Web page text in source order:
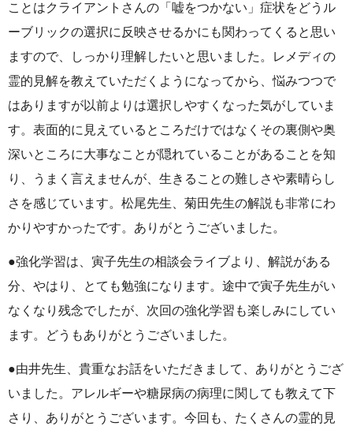
ことはクライアントさんの「嘘をつかない」症状をどうル
ーブリックの選択に反映させるかにも関わってくると思い
ますので、しっかり理解したいと思いました。レメディの
霊的見解を教えていただくようになってから、悩みつつで
はありますが以前よりは選択しやすくなった気がしていま
す。表面的に見えているところだけではなくその裏側や奥
深いところに大事なことが隠れていることがあることを知
り、うまく言えませんが、生きることの難しさや素晴らし
さを感じています。松尾先生、菊田先生の解説も非常にわ
かりやすかったです。ありがとうございました。
●強化学習は、寅子先生の相談会ライブより、解説がある
分、やはり、とても勉強になります。途中で寅子先生がい
なくなり残念でしたが、次回の強化学習も楽しみにしてい
ます。どうもありがとうございました。
●由井先生、貴重なお話をいただきまして、ありがとうござ
いました。アレルギーや糖尿病の病理に関しても教えて下
さり、ありがとうございます。今回も、たくさんの霊的見